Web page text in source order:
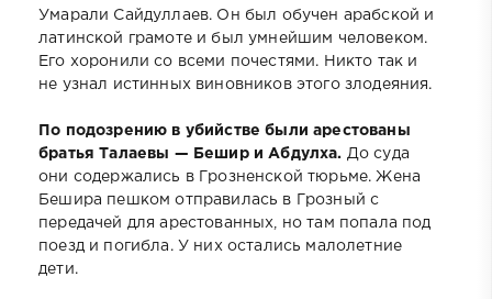
Умарали Сайдуллаев. Он был обучен арабской и
латинской грамоте и был умнейшим человеком.
Его хоронили со всеми почестями. Никто так и
не узнал истинных виновников этого злодеяния.
По подозрению в убийстве были арестованы
братья Талаевы — Бешир и Абдулха. До суда
они содержались в Грозненской тюрьме. Жена
Бешира пешком отправилась в Грозный с
передачей для арестованных, но там попала под
поезд и погибла. У них остались малолетние
дети.